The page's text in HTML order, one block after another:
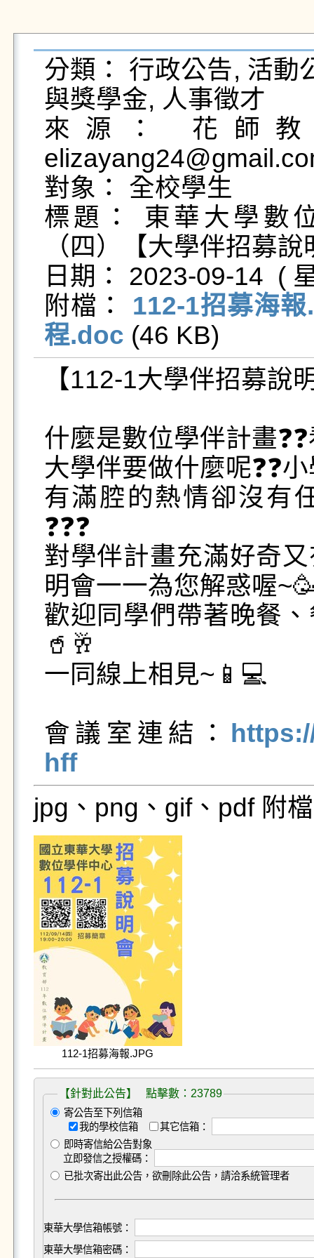
分類： 行政公告, 活動
與獎學金, 人事徵才
來源： 花師
對象： 全校學生
標題： 東華大學數
（四）【大學伴招募說
日期： 2023-09-14  (
附檔： 112-1招募海
程.doc (46 KB)
【112-1大學伴招募說明會
什麼是數位學伴計畫
大學伴要做什麼呢❓❓
有滿腔的熱情卻沒有
❓❓❓
對學伴計畫充滿好奇
明會一一為您解惑喔
歡迎同學們帶著晚餐
🥤🥂
一同線上相見~📱💻
會議室連結：
hff
jpg、png、gif、pdf 附
112-1招募海報.JPG
【針對此公告】 點擊數：23789
寄公告至下列信箱
我的學校信箱
其它信箱：
即時寄信給公告對象
立即發信之授權碼：
已批次寄出此公告，欲刪除此公告，請洽系統管理者
東華大學信箱帳號：
東華大學信箱密碼：